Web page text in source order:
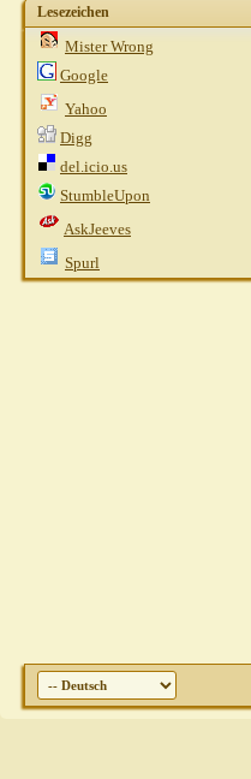
Lesezeichen
Mister Wrong
Google
Yahoo
Digg
del.icio.us
StumbleUpon
AskJeeves
Spurl